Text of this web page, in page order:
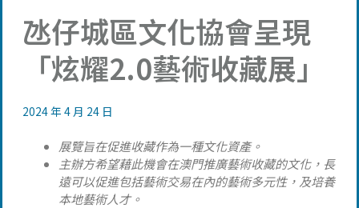
氹仔城區文化協會呈現
「炫耀2.0藝術收藏展」
2024 年 4 月 24 日
展覽旨在促進收藏作為一種文化資產。
主辦方希望藉此機會在澳門推廣藝術收藏的文化，長
遠可以促進包括藝術交易在內的藝術多元性，及培養
本地藝術人才。